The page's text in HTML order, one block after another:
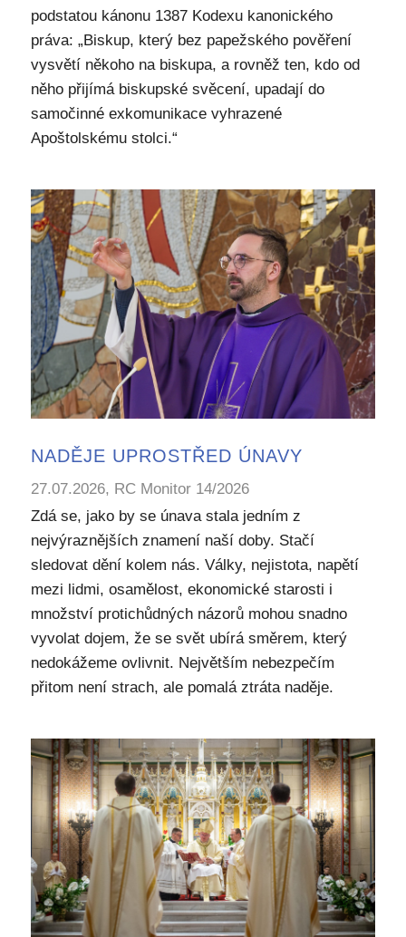
podstatou kánonu 1387 Kodexu kanonického
práva: „Biskup, který bez papežského pověření
vysvětí někoho na biskupa, a rovněž ten, kdo od
něho přijímá biskupské svěcení, upadají do
samočinné exkomunikace vyhrazené
Apoštolskému stolci.“
NADĚJE UPROSTŘED ÚNAVY
27.07.2026, RC Monitor 14/2026
Zdá se, jako by se únava stala jedním z
nejvýraznějších znamení naší doby. Stačí
sledovat dění kolem nás. Války, nejistota, napětí
mezi lidmi, osamělost, ekonomické starosti i
množství protichůdných názorů mohou snadno
vyvolat dojem, že se svět ubírá směrem, který
nedokážeme ovlivnit. Největším nebezpečím
přitom není strach, ale pomalá ztráta naděje.